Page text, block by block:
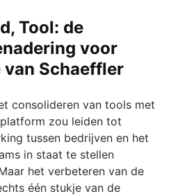
Tool: de
voor
Schaeffler
consolideren van tools met
zou leiden tot
tussen bedrijven en het
in staat te stellen
het verbeteren van de
één stukje van de